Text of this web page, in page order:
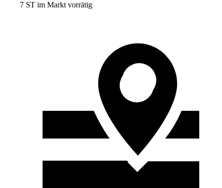
7 ST im Markt vorrätig